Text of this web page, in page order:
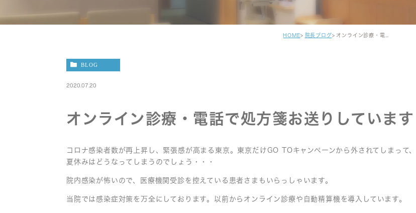
もの忘れ(認知症)外来
セカンドオピニオン
HOME 院長ブログ
BLOG
2020.07.20
オンライン診療・電話で処方箋お送りしています
コロナ感染者数が再上昇し、緊張感が高まる東京。東京だけGO TOキャンペーンから外されてしまって、
夏休みはどうなってしまうのでしょう・・・
院内感染が怖いので、医療機関受診を控えている患者さまもいらっしゃいます。
当院では感染症対策を万全にしております。以前からオンライン診療や自動精算機を導入しています。